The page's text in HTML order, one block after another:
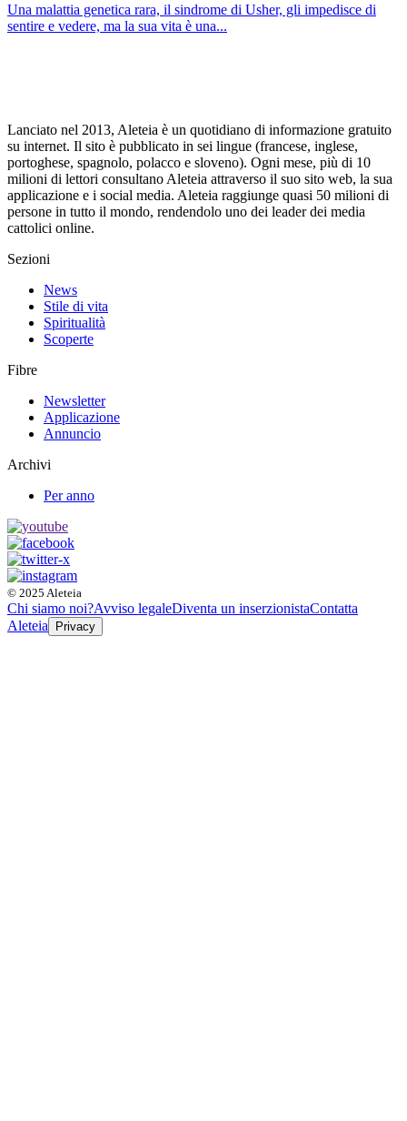
Una malattia genetica rara, il sindrome di Usher, gli impedisce di
sentire e vedere, ma la sua vita è una...
Lanciato nel 2013, Aleteia è un quotidiano di informazione gratuito
su internet. Il sito è pubblicato in sei lingue (francese, inglese,
portoghese, spagnolo, polacco e sloveno). Ogni mese, più di 10
milioni di lettori consultano Aleteia attraverso il suo sito web, la sua
applicazione e i social media. Aleteia raggiunge quasi 50 milioni di
persone in tutto il mondo, rendendolo uno dei leader dei media
cattolici online.
Sezioni
News
Stile di vita
Spiritualità
Scoperte
Fibre
Newsletter
Applicazione
Annuncio
Archivi
Per anno
© 2025 Aleteia
Chi siamo noi?Avviso legaleDiventa un inserzionistaContatta
Aleteia
Privacy